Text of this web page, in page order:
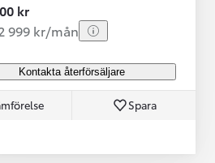
kr
999 kr/mån
Kontakta återförsäljare
Spara